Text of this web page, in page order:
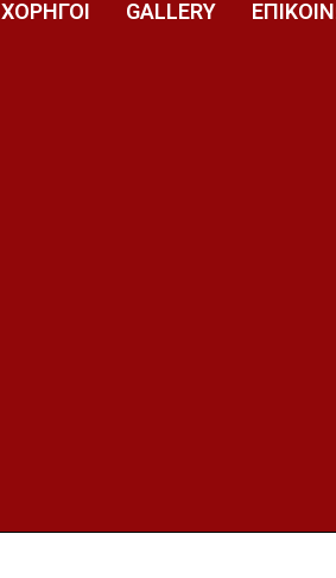
ΧΟΡΗΓΟΙ GALLERY